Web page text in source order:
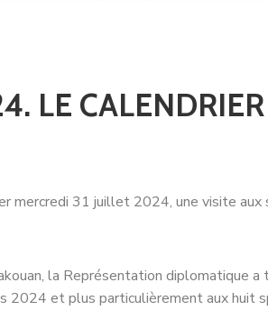
LE
mercredi 31 juillet 2024, une visite aux
la Représentation diplomatique a
2024 et plus particulièrement aux huit